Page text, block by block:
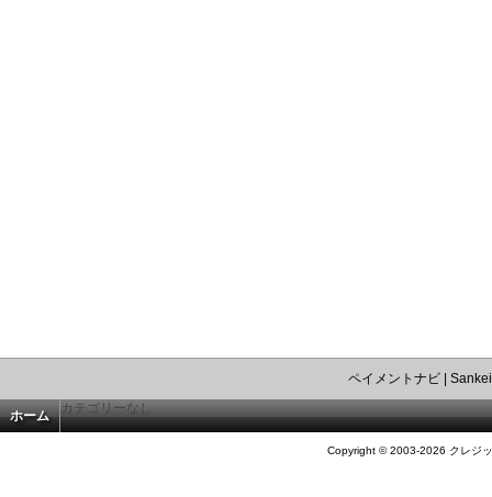
ペイメントナビ|
ホーム カテゴリーなし
Copyright © 2003-2026 クレジ